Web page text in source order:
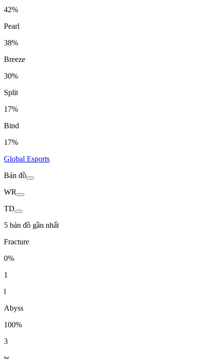
42%
Pearl
38%
Breeze
30%
Split
17%
Bind
17%
Global Esports
Bản đồ
WR
TD
5 bản đồ gần nhất
Fracture
0%
1
l
Abyss
100%
3